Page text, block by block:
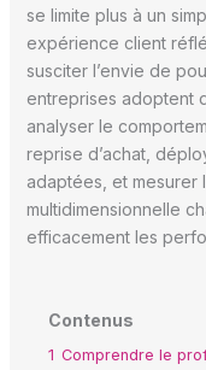
se limite plus à un
expérience client
susciter l’envie de
entreprises adoptent
analyser le
reprise d’achat,
adaptées, et mesurer
multidimensionnelle
efficacement les
Contenus
1 Comprendre le